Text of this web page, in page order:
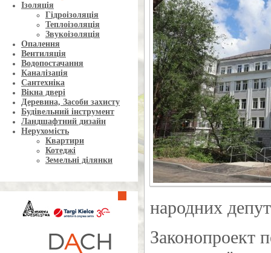
Ізоляція
Гідроізоляція
Теплоізоляція
Звукоізоляція
Опалення
Вентиляція
Водопостачання
Каналізація
Сантехніка
Вікна двері
Деревина, Засоби захисту
Будівельний інструмент
Ландшафтний дизайн
Нерухомість
Квартири
Котеджі
Земельні ділянки
народних
Законопроект